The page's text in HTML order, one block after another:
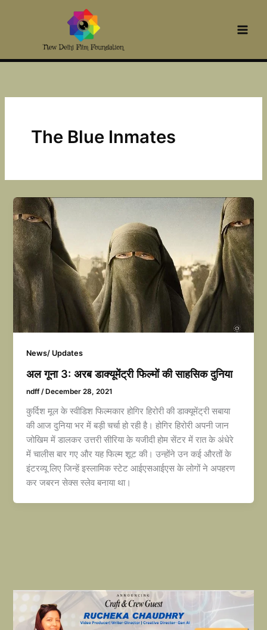
The Blue Inmates
News/ Updates
अल गूना 3: अरब डाक्यूमेंट्री फिल्मों की साहसिक दुनिया
ndff/ December 28, 2021
कुर्दिश मूल के स्वीडिश फिल्मकार होगिर हिरोरी की डाक्यूमेंट्री सबाया
की आज दुनिया भर में बड़ी चर्चा हो रही है। होगिर हिरोरी अपनी जान
जोखिम में डालकर उत्तरी सीरिया के यजीदी होम सेंटर में रात के अंधेरे
में चालीस बार गए और यह फिल्म शूट की। उन्होंने उन कई औरतों के
इंटरव्यू लिए जिन्हें इस्लामिक स्टेट आईएसआईएस के लोगों ने अपहरण
कर जबरन सेक्स स्लेव बनाया था।